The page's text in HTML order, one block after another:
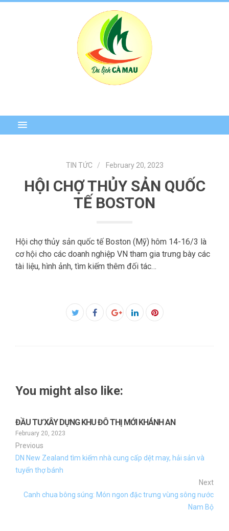
TIN TỨC February 20, 2023
HỘI CHỢ THỦY SẢN QUỐC
TẾ BOSTON
Hội chợ thủy sản quốc tế Boston (Mỹ) hôm 14-16/3 là
cơ hội cho các doanh nghiệp VN tham gia trưng bày các
tài liệu, hình ảnh, tìm kiếm thêm đối tác…
Facebook
You might also like:
ĐẦU TƯ XÂY DỰNG KHU ĐÔ THỊ MỚI KHÁNH AN
February 20, 2023
Previous
DN New Zealand tìm kiếm nhà cung cấp dệt may, hải sản và
tuyển thợ bánh
Next
Canh chua bông súng: Món ngon đặc trưng vùng sông nước
Nam Bộ